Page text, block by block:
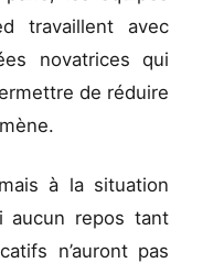
travaillent avec
novatrices qui
de réduire
à la situation
aucun repos tant
n’auront pas